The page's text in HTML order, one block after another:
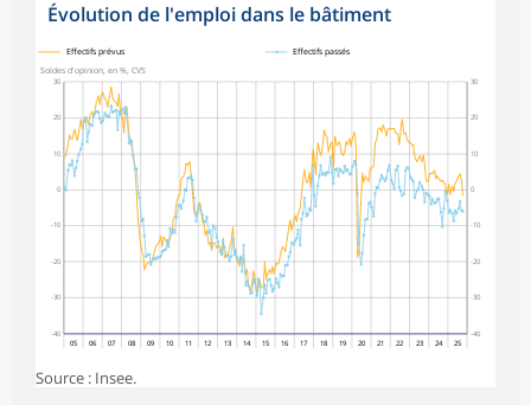
Évolution de l'emploi dans le bâtiment
-40
-30
-20
-10
0
10
20
30
-40
-30
-20
-10
0
10
20
30
Soldes d'opinion, en %, CVS
05 06 07 08 09 10 11 12 13 14 15 16 17 18 19 20 21 22 23 24 25
Effectifs prévus Effectifs passés
Source : Insee.